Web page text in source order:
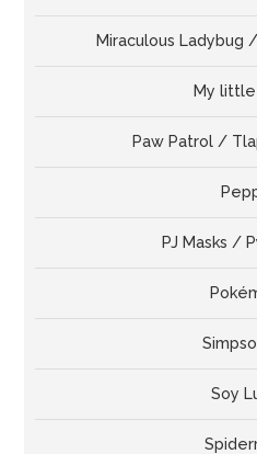
Miraculous Ladybug
My
Paw Patrol /
PJ Masks /
Soy